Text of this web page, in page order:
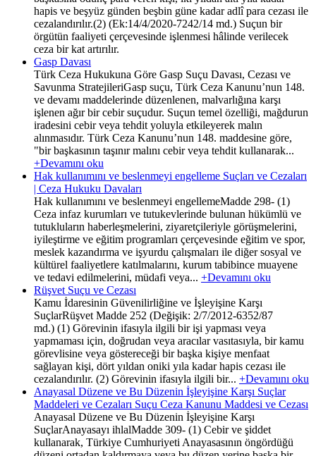
hapis ve beşyüz günden beşbin güne kadar adlî para cezası ile
cezalandırılır.(2) (Ek:14/4/2020-7242/14 md.) Suçun bir
örgütün faaliyeti çerçevesinde işlenmesi hâlinde verilecek
ceza bir kat artırılır.
Gasp Davası
Türk Ceza Hukukuna Göre Gasp Suçu Davası, Cezası ve
Savunma StratejileriGasp suçu, Türk Ceza Kanunu’nun 148.
ve devamı maddelerinde düzenlenen, malvarlığına karşı
işlenen ağır bir cebir suçudur. Suçun temel özelliği, mağdurun
iradesini cebir veya tehdit yoluyla etkileyerek malın
alınmasıdır. Türk Ceza Kanunu’nun 148. maddesine göre,
"bir başkasının taşınır malını cebir veya tehdit kullanarak...
+Devamını oku
Hak kullanımını ve beslenmeyi engelleme Suçları ve Cezaları
| Ceza Hukuku Davaları
Hak kullanımını ve beslenmeyi engellemeMadde 298- (1)
Ceza infaz kurumları ve tutukevlerinde bulunan hükümlü ve
tutukluların haberleşmelerini, ziyaretçileriyle görüşmelerini,
iyileştirme ve eğitim programları çerçevesinde eğitim ve spor,
meslek kazandırma ve işyurdu çalışmaları ile diğer sosyal ve
kültürel faaliyetlere katılmalarını, kurum tabibince muayene
ve tedavi edilmelerini, müdafi veya... +Devamını oku
Rüşvet Suçu ve Cezası
Kamu İdaresinin Güvenilirliğine ve İşleyişine Karşı
SuçlarRüşvet Madde 252 (Değişik: 2/7/2012-6352/87
md.) (1) Görevinin ifasıyla ilgili bir işi yapması veya
yapmaması için, doğrudan veya aracılar vasıtasıyla, bir kamu
görevlisine veya göstereceği bir başka kişiye menfaat
sağlayan kişi, dört yıldan oniki yıla kadar hapis cezası ile
cezalandırılır. (2) Görevinin ifasıyla ilgili bir... +Devamını oku
Anayasal Düzene ve Bu Düzenin İşleyişine Karşı Suçlar
Maddeleri ve Cezaları Suçu Ceza Kanunu Maddesi ve Cezası
Anayasal Düzene ve Bu Düzenin İşleyişine Karşı
SuçlarAnayasayı ihlalMadde 309- (1) Cebir ve şiddet
kullanarak, Türkiye Cumhuriyeti Anayasasının öngördüğü